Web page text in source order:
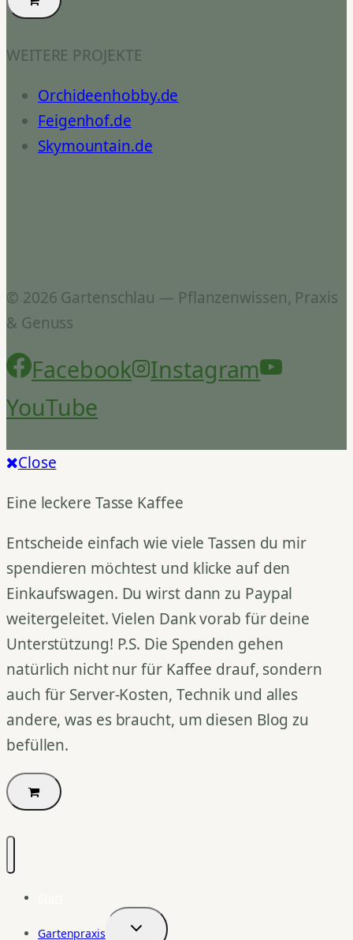
WEITERE PROJEKTE
Orchideenhobby.de
Feigenhof.de
Skymountain.de
© 2026 Gartenschlau — Pflanzenwissen, Praxis
& Genuss
Facebook
Instagram
YouTube
Close
Eine leckere Tasse Kaffee
Entscheide einfach wie viele Tassen du mir
spendieren möchtest und klicke auf den
Einkaufswagen. Du wirst dann zu Paypal
weitergeleitet. Vielen Dank vorab für deine
Unterstützung! P.S. Die Spenden gehen
natürlich nicht nur für Kaffee drauf, sondern
auch für Server-Kosten, Technik und alles
andere, was es braucht, um diesen Blog zu
befüllen.
Gartenpraxis Untermenü